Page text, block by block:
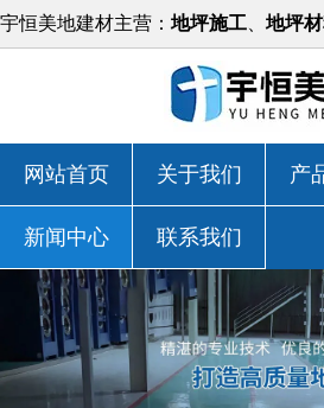
宇恒美地建材主营： 地坪施工 地坪
备等，价格实
网站首页 关于我们 产
新闻中心 联系我们